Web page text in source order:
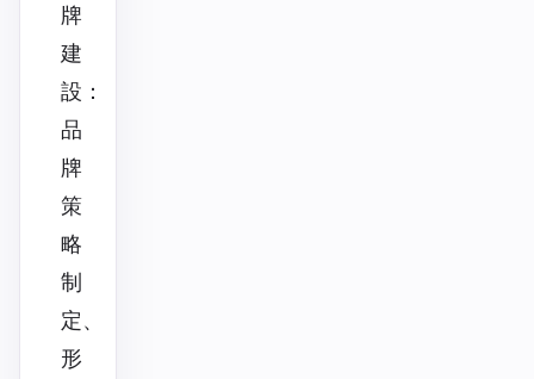
牌
建
設：
品
牌
策
略
制
定、
形